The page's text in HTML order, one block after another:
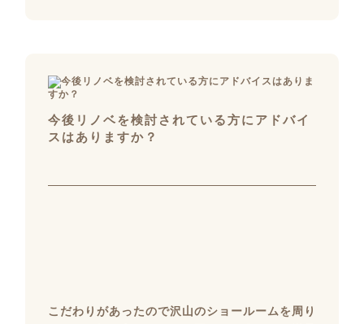
今後リノベを検討されている方にアドバイ
スはありますか？
こだわりがあったので沢山のショールームを周り